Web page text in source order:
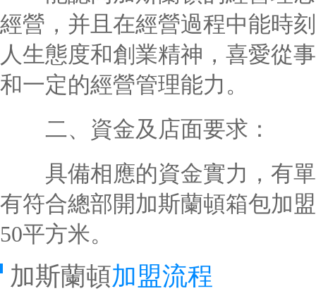
經營，并且在經營過程中能時
人生態度和創業精神，喜愛從
和一定的經營管理能力。
二、資金及店面要求：
具備相應的資金實力，有單
有符合總部開加斯蘭頓箱包加
50平方米。
加斯蘭頓加盟流程